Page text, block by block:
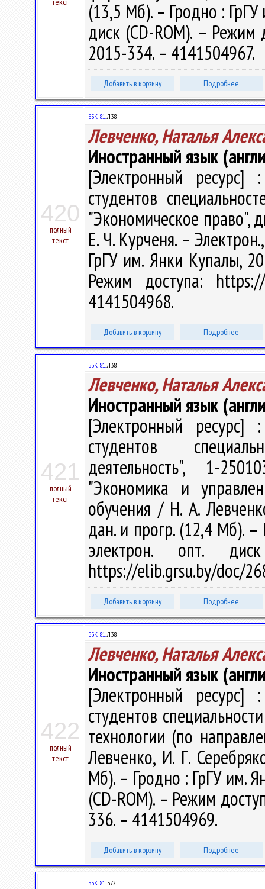
(13,5 Мб). – Гродно :
диск (CD-ROM). –
2015-334. – 4141504967.
Добавить в корзину Подробнее
420
полный
текст
ББК 81.Л38
Левченко, Наталья
Иностранный язык
[Электронный ресурс]
студентов
"Экономическое право",
Е. Ч. Курченя. –
ГрГУ им. Янки Купалы,
Режим доступа:
4141504968.
Добавить в корзину Подробнее
421
полный
текст
ББК 81.Л38
Левченко, Наталья
Иностранный язык
[Электронный ресурс]
студентов
деятельность", 1-
"Экономика и
обучения / Н. А.
дан. и прогр. (12,4 Мб).
электрон. опт.
https://elib.grsu.by/doc/
Добавить в корзину Подробнее
422
полный
текст
ББК 81.Л38
Левченко, Наталья
Иностранный язык
[Электронный ресурс]
студентов
технологии (по
Левченко, И. Г.
Мб). – Гродно : ГрГУ им.
(CD-ROM). – Режим
336. – 4141504969.
Добавить в корзину Подробнее
ББК 81.Б72